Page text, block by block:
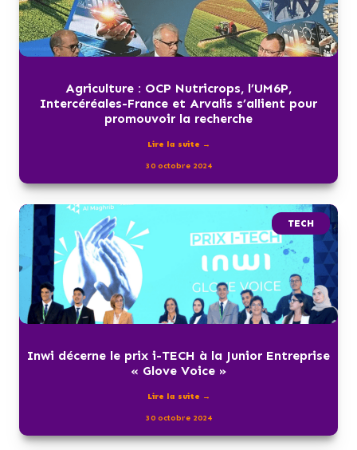
Agriculture : OCP Nutricrops, l’UM6P,
Intercéréales-France et Arvalis s’allient pour
promouvoir la recherche
Lire la suite →
30 octobre 2024
TECH
Inwi décerne le prix i-TECH à la Junior Entreprise
« Glove Voice »
Lire la suite →
30 octobre 2024